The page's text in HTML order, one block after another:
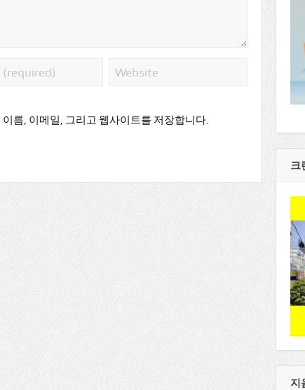
름, 이메일, 그리고 웹사이트를 저장합니다.
크
지